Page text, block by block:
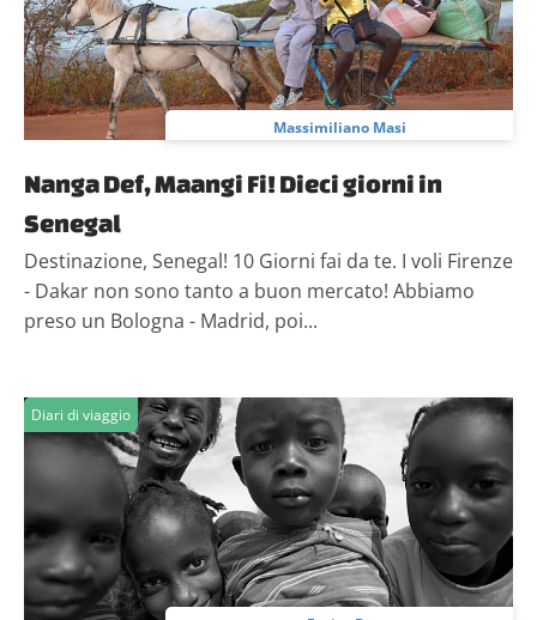
Massimiliano Masi
Nanga Def, Maangi Fi! Dieci giorni in
Senegal
Destinazione, Senegal! 10 Giorni fai da te. I voli Firenze
- Dakar non sono tanto a buon mercato! Abbiamo
preso un Bologna - Madrid, poi...
Diari di viaggio